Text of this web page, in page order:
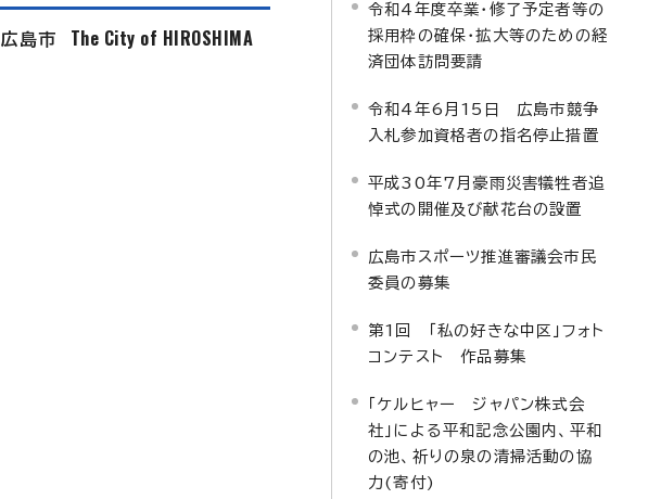
広島市 The City of HIROSHIMA
令和4年度卒業・修了予定者等の
採用枠の確保・拡大等のための経
済団体訪問要請
令和4年6月15日 広島市競争
入札参加資格者の指名停止措置
平成30年7月豪雨災害犠牲者追
悼式の開催及び献花台の設置
広島市スポーツ推進審議会市民
委員の募集
第1回 「私の好きな中区」フォト
コンテスト 作品募集
「ケルヒャー ジャパン株式会
社」による平和記念公園内、平和
の池、祈りの泉の清掃活動の協
力(寄付)